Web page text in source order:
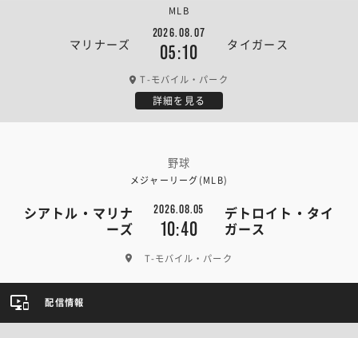
マリナーズ
2026.08.07
05:10 タイガース
MLB
T-モバイル・パーク
詳細を見る
野球
メジャーリーグ(MLB)
シアトル・マリナ
ーズ
2026.08.05
10:40
デトロイト・タイ
ガース
T-モバイル・パーク
配信情報